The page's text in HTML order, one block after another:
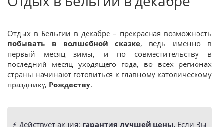
Отдых в Бельгии в декабре – прекрасная возможность
побывать в волшебной сказке, ведь именно в
первый месяц зимы, и по совместительству в
последний месяц уходящего года, во всех регионах
страны начинают готовиться к главному католическому
празднику, Рождеству.
⚡️ Действует акция: гарантия лучшей цены. Если Вы